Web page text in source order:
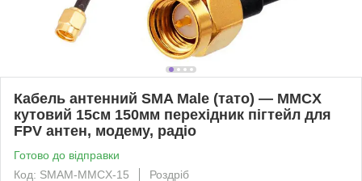
Кабель антенний SMA Male (тато) — MMCX
кутовий 15см 150мм перехідник пігтейл для
FPV антен, модему, радіо
Готово до відправки
Код: SMAM-MMCX-15
Роздріб